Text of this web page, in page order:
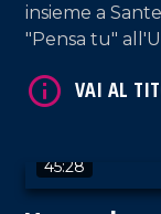
insieme a
"Pensa tu"
adattamento
45:28
VAI AL TITOLO